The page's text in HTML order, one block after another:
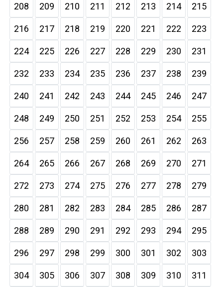
208 209 210 211 212 213 214 215
216 217 218 219 220 221 222 223
224 225 226 227 228 229 230 231
232 233 234 235 236 237 238 239
240 241 242 243 244 245 246 247
248 249 250 251 252 253 254 255
256 257 258 259 260 261 262 263
264 265 266 267 268 269 270 271
272 273 274 275 276 277 278 279
280 281 282 283 284 285 286 287
288 289 290 291 292 293 294 295
296 297 298 299 300 301 302 303
304 305 306 307 308 309 310 311